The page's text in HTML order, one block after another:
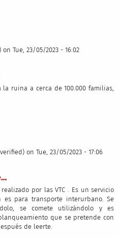
on Tue, 23/05/2023 - 16:02
ruina a cerca de 100.000 familias,
on Tue, 23/05/2023 - 17:06
por las VTC . Es un servicio
para transporte interurbano. Se
se comete utilizándolo y es
que se pretende con
de leerte.